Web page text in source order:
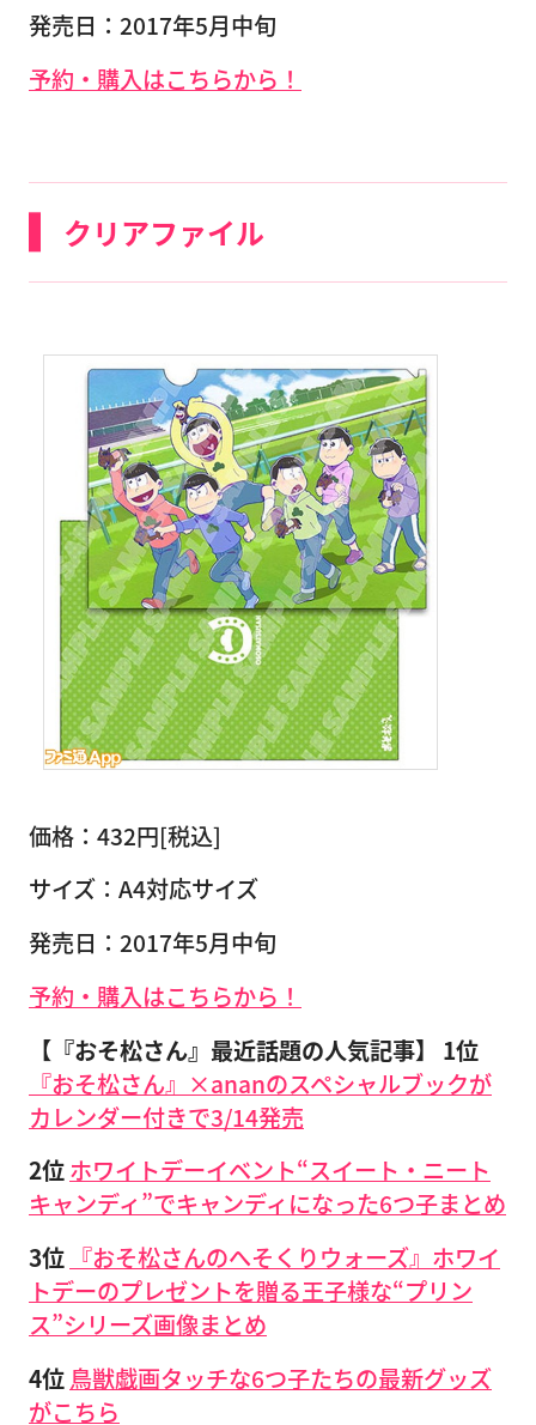
発売日：2017年5月中旬
予約・購入はこちらから！
クリアファイル
価格：432円[税込]
サイズ：A4対応サイズ
発売日：2017年5月中旬
予約・購入はこちらから！
【『おそ松さん』最近話題の人気記事】
1位
『おそ松さん』×ananのスペシャルブックが
カレンダー付きで3/14発売
2位ホワイトデーイベント“スイート・ニート
キャンディ”でキャンディになった6つ子まとめ
3位 『おそ松さんのへそくりウォーズ』ホワイ
トデーのプレゼントを贈る王子様な“プリン
ス”シリーズ画像まとめ
4位鳥獣戯画タッチな6つ子たちの最新グッズ
がこちら